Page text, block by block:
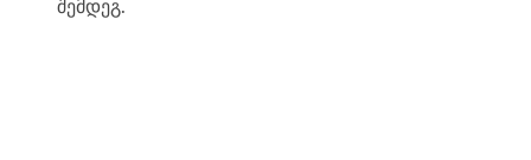
შემდეგ.